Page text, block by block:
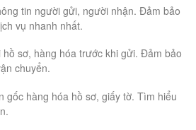
tin người gửi, người nhận. Đảm bảo
vụ nhanh nhất.
sơ, hàng hóa trước khi gửi. Đảm bảo
chuyển.
gốc hàng hóa hồ sơ, giấy tờ. Tìm hiểu